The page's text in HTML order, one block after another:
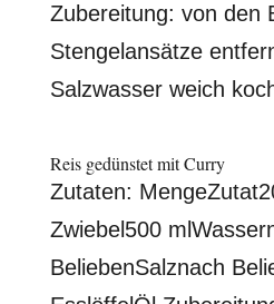
Zubereitung: von den
Stengelansätze
Salzwasser weich
Reis gedünstet mit Curry
Zutaten:
Zwiebel500
BeliebenSalznach